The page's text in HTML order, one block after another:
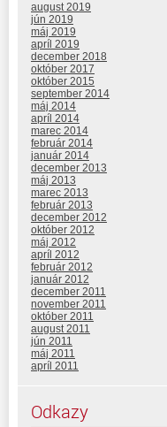
august 2019
jún 2019
máj 2019
apríl 2019
december 2018
október 2017
október 2015
september 2014
máj 2014
apríl 2014
marec 2014
február 2014
január 2014
december 2013
máj 2013
marec 2013
február 2013
december 2012
október 2012
máj 2012
apríl 2012
február 2012
január 2012
december 2011
november 2011
október 2011
august 2011
jún 2011
máj 2011
apríl 2011
Odkazy